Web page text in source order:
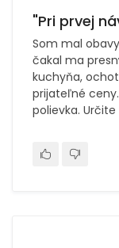
"Pri prvej
Som mal
čakal ma
kuchyňa,
prijateľné
polievka.